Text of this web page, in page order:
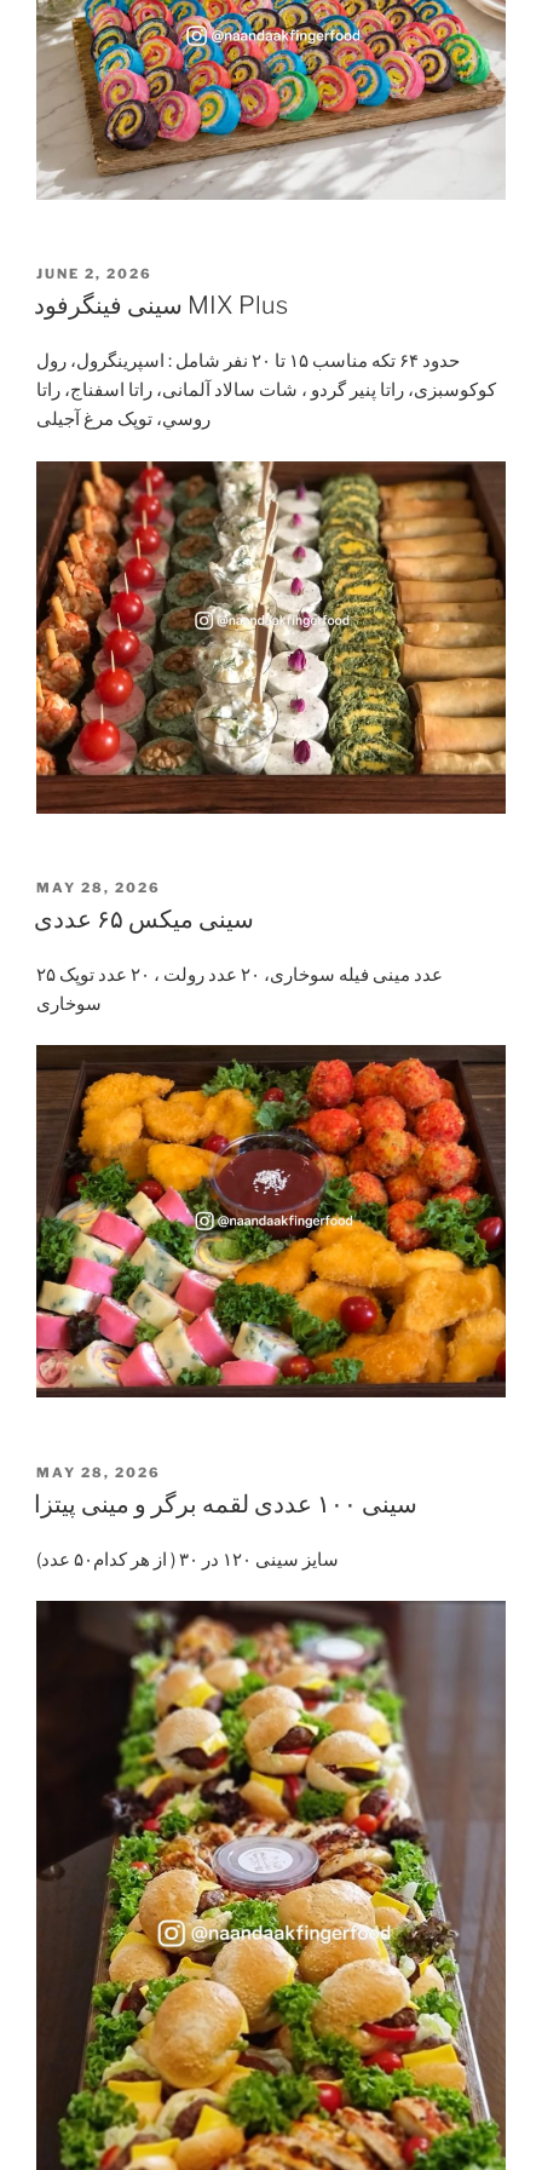
POSTED
JUNE 2, 2026
سینی فینگرفود MIX Plus
حدود ۶۴ تکه مناسب ۱۵ تا ۲۰ نفر شامل : اسپرینگرول، رول
کوکوسبزی، راتا پنیر گردو ، شات سالاد آلمانی، راتا اسفناج، راتا
روسي، توپک مرغ آجیلی
POSTED
MAY 28, 2026
سینی میکس ۶۵ عددی
۲۵ عدد مینی فیله سوخاری، ۲۰ عدد رولت ، ۲۰ عدد توپک
سوخاری
POSTED
ON
MAY 28, 2026
سینی ۱۰۰ عددی لقمه برگر و مینی پیتزا
سایز سینی ۱۲۰ در ۳۰ ( از هر کدام‌۵۰ عدد)